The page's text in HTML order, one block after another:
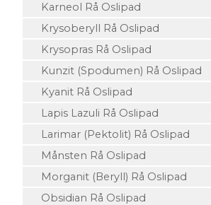
Karneol Rå Oslipad
Krysoberyll Rå Oslipad
Krysopras Rå Oslipad
Kunzit (Spodumen) Rå Oslipad
Kyanit Rå Oslipad
Lapis Lazuli Rå Oslipad
Larimar (Pektolit) Rå Oslipad
Månsten Rå Oslipad
Morganit (Beryll) Rå Oslipad
Obsidian Rå Oslipad